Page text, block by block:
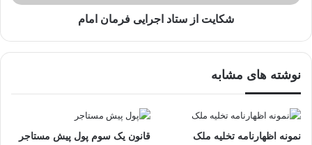
شکایت از ستاد اجرایی فرمان امام
نوشته های مشابه
نمونه اظهارنامه تخلیه ملک قانون یک سوم پول پیش مستاجر